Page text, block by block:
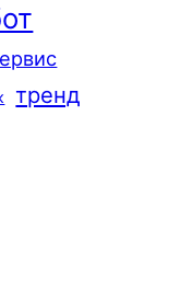
тренд